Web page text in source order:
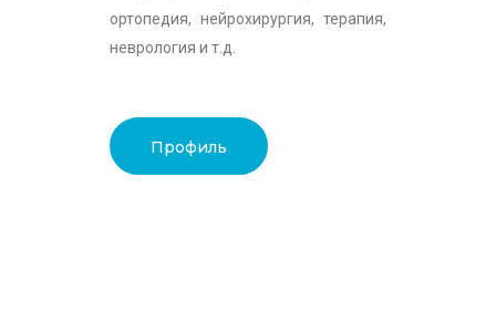
ортопедия, нейрохирургия, терапия,
неврология и т.д.
Профиль